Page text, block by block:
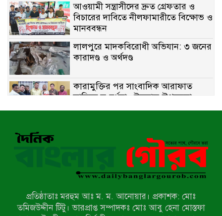
আওয়ামী সন্ত্রাসীদের দ্রুত গ্রেফতার ও
বিচারের দাবিতে নীলফামারীতে বিক্ষোভ ও
মানববন্ধন
লালপুরে মাদকবিরোধী অভিযান: ৩ জনের
কারাদণ্ড ও অর্থদণ্ড
কারামুক্তির পর সাংবাদিক আরাফাত
সানিকে সংবর্ধনা, টেকনাফ উপজেলা
প্রেসক্লাবের ফুলেল শুভেচ্ছা
মিয়ানমারের সীমান্তে স্থলমাইন বিস্ফোরণ:
উখিয়ার এক যুবকের পা বিচ্ছিন্ন
৭ম শ্রেণি পড়ুয়া কন্যাকে উত্ত্যক্ত করার
প্রতিষ্ঠাতাঃ মরহুম আঃ ম. ম. আনোয়ার। প্রকাশক: মোঃ
তমিজউদ্দীন টিটু। ভারপ্রাপ্ত সম্পাদকঃ মোঃ আবু হেনা মোস্তফা